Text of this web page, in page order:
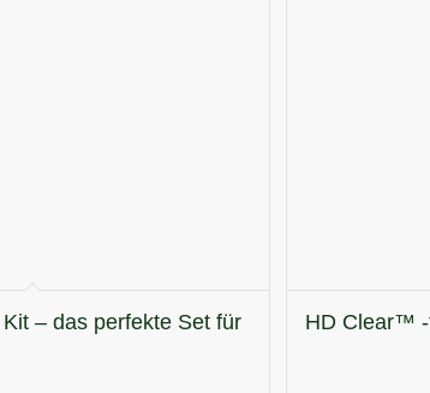
– das perfekte Set für
HD Clear™